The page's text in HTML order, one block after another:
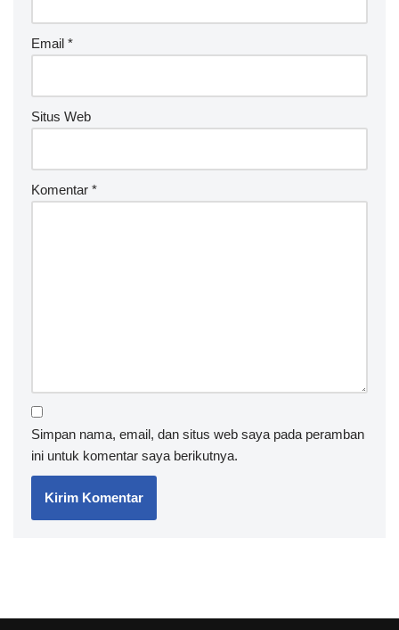
Email *
Situs Web
Komentar *
Simpan nama, email, dan situs web saya pada peramban
ini untuk komentar saya berikutnya.